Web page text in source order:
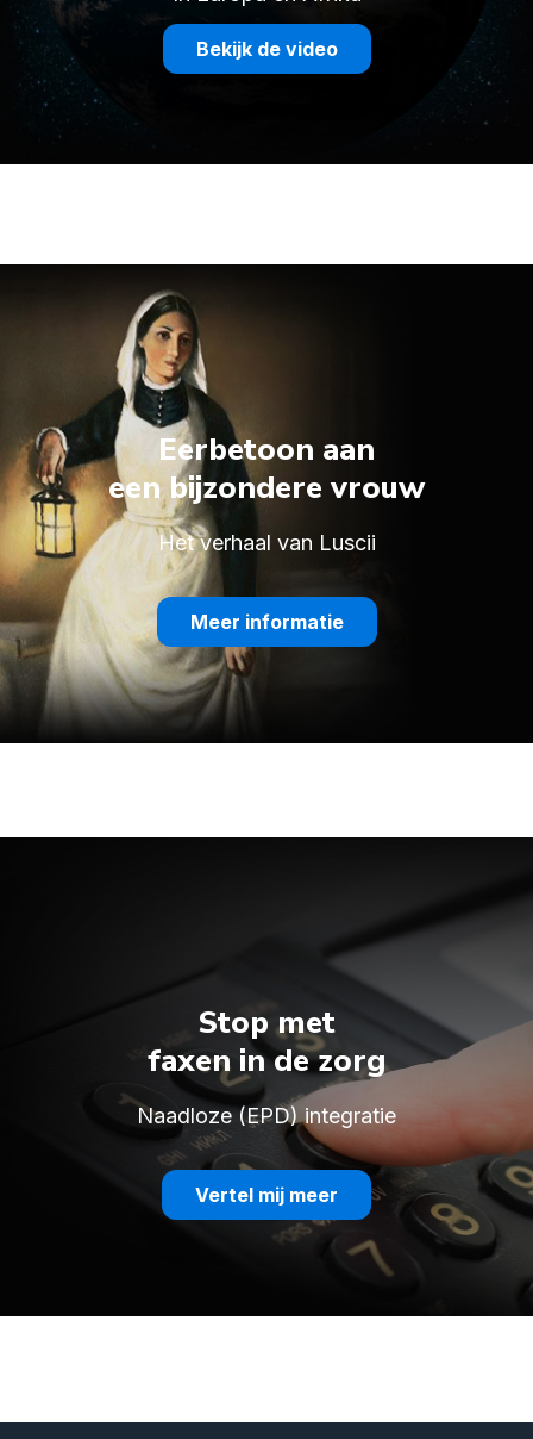
Bekijk de video
Eerbetoon aan
een bijzondere vrouw
Het verhaal van Luscii
Meer informatie
Stop met
faxen in de zorg
Naadloze (EPD) integratie
Vertel mij meer